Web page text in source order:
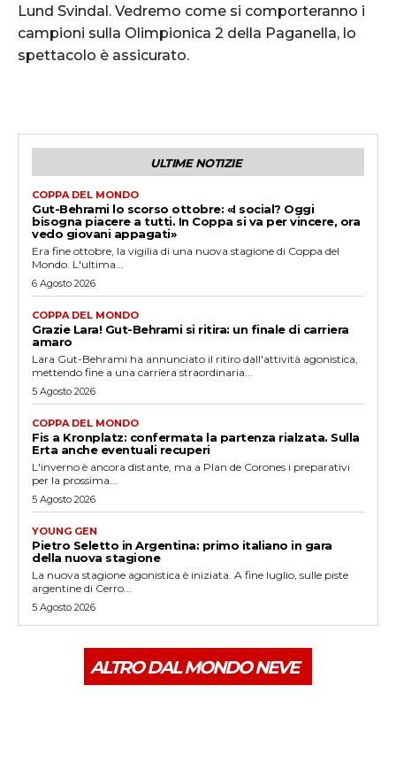
Lund Svindal. Vedremo come si comporteranno i
campioni sulla Olimpionica 2 della Paganella, lo
spettacolo è assicurato.
ULTIME NOTIZIE
COPPA DEL MONDO
Gut-Behrami lo scorso ottobre: «I social? Oggi
bisogna piacere a tutti. In Coppa si va per vincere, ora
vedo giovani appagati»
Era fine ottobre, la vigilia di una nuova stagione di Coppa del
Mondo. L'ultima...
6 Agosto 2026
COPPA DEL MONDO
Grazie Lara! Gut-Behrami si ritira: un finale di carriera
amaro
Lara Gut-Behrami ha annunciato il ritiro dall'attività agonistica,
mettendo fine a una carriera straordinaria...
5 Agosto 2026
COPPA DEL MONDO
Fis a Kronplatz: confermata la partenza rialzata. Sulla
Erta anche eventuali recuperi
L'inverno è ancora distante, ma a Plan de Corones i preparativi
per la prossima...
5 Agosto 2026
YOUNG GEN
Pietro Seletto in Argentina: primo italiano in gara
della nuova stagione
La nuova stagione agonistica è iniziata. A fine luglio, sulle piste
argentine di Cerro...
5 Agosto 2026
ALTRO DAL MONDO NEVE